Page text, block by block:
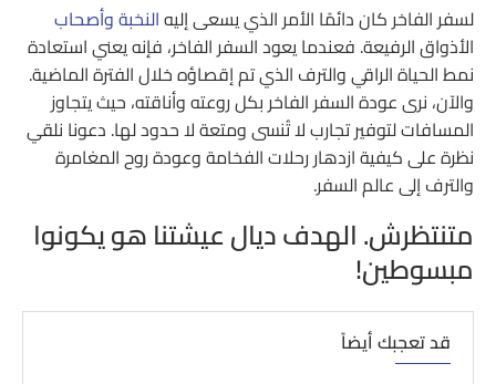
لسفر الفاخر كان دائمًا الأمر الذي يسعى إليهالنخبة وأصحاب
الأذواق الرفيعة. فعندما يعود السفر الفاخر، فإنه يعني استعادة
نمط الحياة الراقي والترف الذي تم إقصاؤه خلال الفترة الماضية.
والآن، نرى عودة السفر الفاخر بكل روعته وأناقته، حيث يتجاوز
المسافات لتوفير تجارب لا تُنسى ومتعة لا حدود لها. دعونا نلقي
نظرة على كيفية ازدهار رحلات الفخامة وعودة روح المغامرة
والترف إلى عالم السفر.
متنتظرش. الهدف ديال عيشتنا هو يكونوا
مبسوطين!
قد تعجبك أيضاً